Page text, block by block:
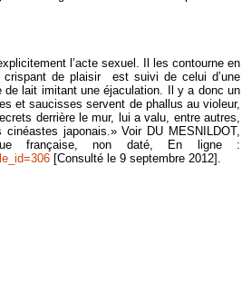
l’acte sexuel. Il les contourne en
crispant de plaisir est suivi de celui d’une
de lait imitant une éjaculation. Il y a donc un
et saucisses servent de phallus au violeur,
derrière le mur, lui a valu, entre autres,
japonais.» Voir DU MESNILDOT,
française, non daté, En ligne :
[Consulté le 9 septembre 2012].